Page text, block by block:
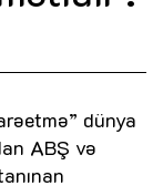
dünya
ABŞ və